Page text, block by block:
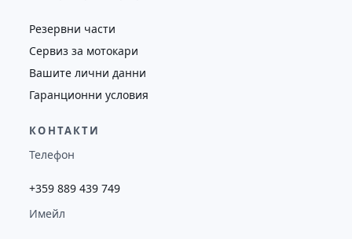
Резервни части
Сервиз за мотокари
Вашите лични данни
Гаранционни условия
КОНТАКТИ
Телефон
+359 889 439 749
Имейл